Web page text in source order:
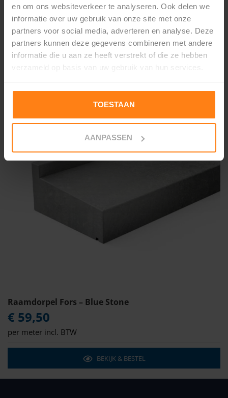
en om ons websiteverkeer te analyseren. Ook delen we
informatie over uw gebruik van onze site met onze
partners voor social media, adverteren en analyse. Deze
partners kunnen deze gegevens combineren met andere
informatie die u aan ze heeft verstrekt of die ze hebben
TOESTAAN
AANPASSEN
Afwerking: Grijs geschuurd.
Raamdorpel Fors – Blue Stone
€ 59,50
per meter incl. BTW
BEKIJK & BESTEL